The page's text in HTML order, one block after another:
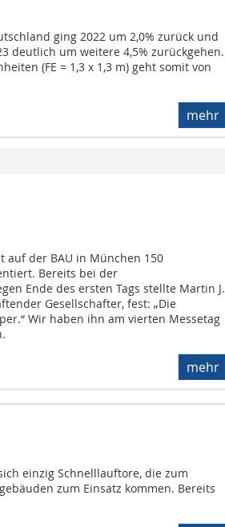
ging 2022 um 2,0% zurück und
deutlich um weitere 4,5% zurückgehen.
(FE = 1,3 x 1,3 m) geht somit von
mehr
auf der BAU in München 150
Bereits bei der
Ende des ersten Tags stellte Martin J.
Gesellschafter, fest: „Die
Wir haben ihn am vierten Messetag
mehr
einzig Schnelllauftore, die zum
zum Einsatz kommen. Bereits